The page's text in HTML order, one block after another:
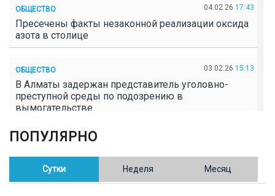
ОБЩЕСТВО 04.02.26 17:43
Пресечены факты незаконной реализации оксида
азота в столице
ОБЩЕСТВО 03.02.26 15:13
В Алматы задержан представитель уголовно-
преступной среды по подозрению в
вымогательстве
ОБЩЕСТВО
Полицейские пресекли незаконное выращивание
конопли в Таразе
ПОПУЛЯРНО
Сутки Неделя Месяц